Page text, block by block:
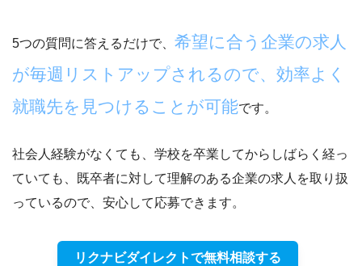
5つの質問に答えるだけで、 希望に合う企業の求人
が毎週リストアップされるので、効率よく
就職先を見つけることが可能です。
社会人経験がなくても、学校を卒業してからしばらく経っ
ていても、既卒者に対して理解のある企業の求人を取り扱
っているので、安心して応募できます。
リクナビダイレクトで無料相談する